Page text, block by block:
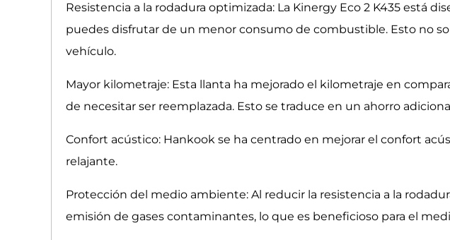
Resistencia a la rodadura optimizada: La Kinergy Eco 2 K435 está
puedes disfrutar de un menor consumo de combustible. Esto no
vehículo.
Mayor kilometraje: Esta llanta ha mejorado el kilometraje en
de necesitar ser reemplazada. Esto se traduce en un ahorro
Confort acústico: Hankook se ha centrado en mejorar el confort
relajante.
Protección del medio ambiente: Al reducir la resistencia a la
emisión de gases contaminantes, lo que es beneficioso para el